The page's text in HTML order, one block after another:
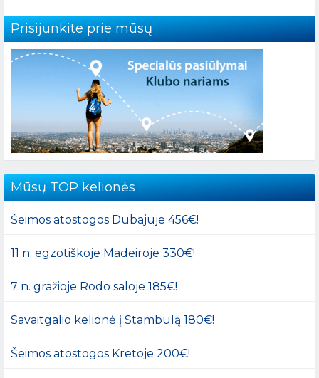
Prisijunkite prie mūsų
Mūsų TOP kelionės
Šeimos atostogos Dubajuje 456€!
11 n. egzotiškoje Madeiroje 330€!
7 n. gražioje Rodo saloje 185€!
Savaitgalio kelionė į Stambulą 180€!
Šeimos atostogos Kretoje 200€!